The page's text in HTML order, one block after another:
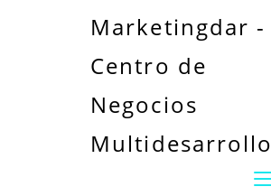
Marketingdar -
Centro de
Negocios
Multidesarrollo